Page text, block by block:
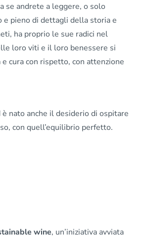
se andrete a leggere, o solo
e pieno di dettagli della storia e
ha proprio le sue radici nel
loro viti e il loro benessere si
cura con rispetto, con attenzione
nato anche il desiderio di ospitare
con quell’equilibrio perfetto.
wine, un’iniziativa avviata